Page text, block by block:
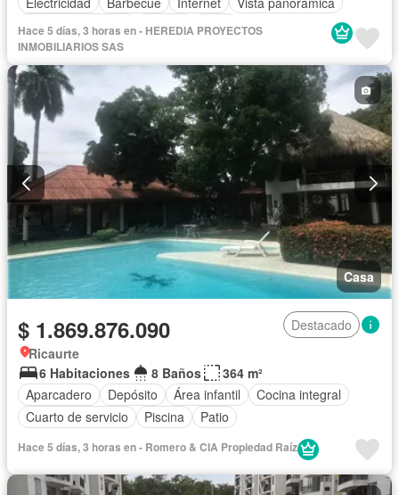
Seguridad privada
Piscina Agua
Hace 5 días, 3 horas en - HEREDIA PROYECTOS
INMOBILIARIOS SAS
Casa
$ 1.869.876.090
Destacado
Ricaurte
6 Habitaciones
8 Baños
364 m²
Aparcadero
Depósito Área infantil
Cocina integral
Cuarto de servicio
Piscina Patio
Hace 5 días, 3 horas en - Romero & CIA Propiedad Raí­z